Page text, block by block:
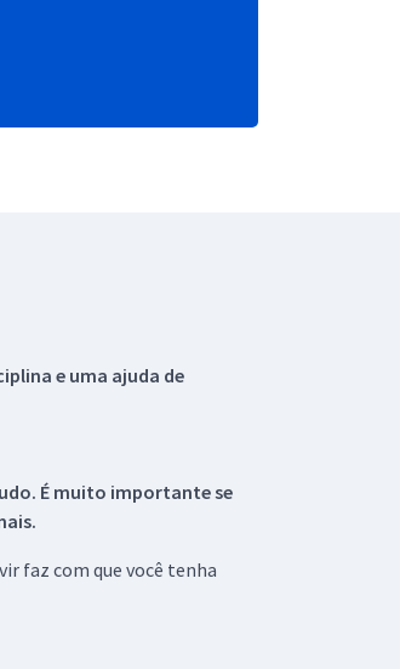
e uma ajuda de
É muito importante se
faz com que você tenha